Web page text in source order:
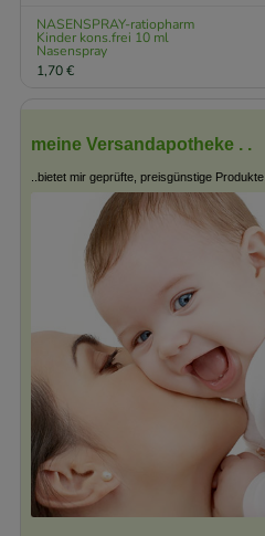
NASENSPRAY-ratiopharm
Kinder kons.frei 10 ml
Nasenspray
1,70 €
meine Versandapotheke . .
..bietet mir geprüfte, preisgünstige Produkte.